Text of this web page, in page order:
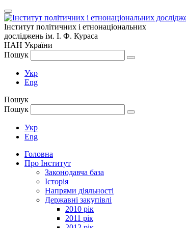
Інститут політичних і етнонаціональних
досліджень ім. І. Ф. Кураса
НАН України
Пошук
Укр
Eng
Пошук
Пошук
Укр
Eng
Головна
Про Інститут
Законодавча база
Історія
Напрями діяльності
Державні закупівлі
2010 рік
2011 рік